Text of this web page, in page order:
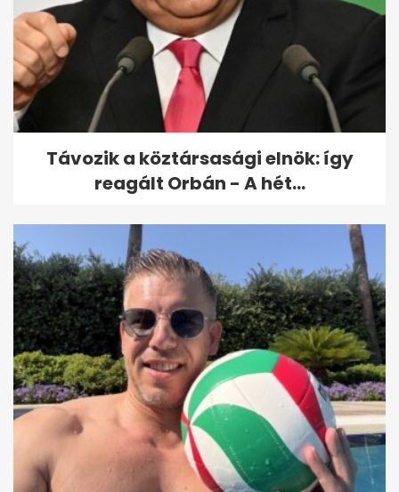
Ingyen kapott egy 1,4
milliárdos ingatlant az
államtól Balog...
Távozik a köztársasági elnök: így
reagált Orbán - A hét...